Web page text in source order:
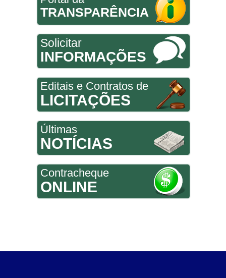
TRANSPARÊNCIA
Solicitar
INFORMAÇÕES
Editais e Contratos de
LICITAÇÕES
Últimas
NOTÍCIAS
Contracheque
ONLINE